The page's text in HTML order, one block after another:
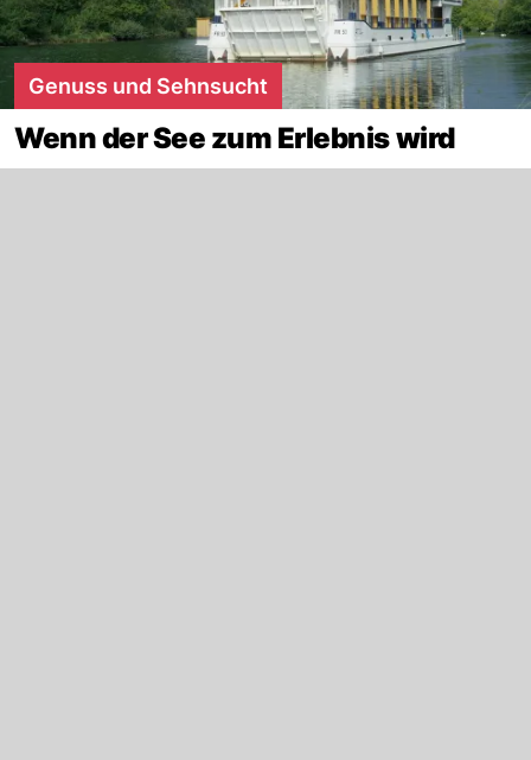
Genuss und Sehnsucht
Wenn der See zum Erlebnis wird